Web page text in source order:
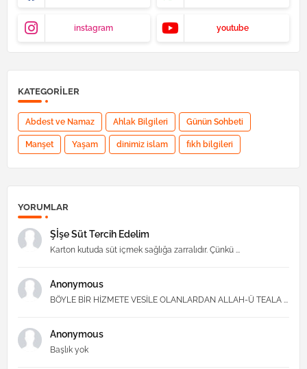
instagram youtube
KATEGORILER
Abdest ve Namaz Ahlak Bilgileri Günün Sohbeti
Manşet Yaşam dinimiz islam fıkh bilgileri
YORUMLAR
Şİşe Süt Tercih Edelim
Karton kutuda süt içmek sağlığa zarralıdır. Çünkü ...
Anonymous
BÖYLE BİR HİZMETE VESİLE OLANLARDAN ALLAH-Ü TEALA ...
Anonymous
Başlık yok